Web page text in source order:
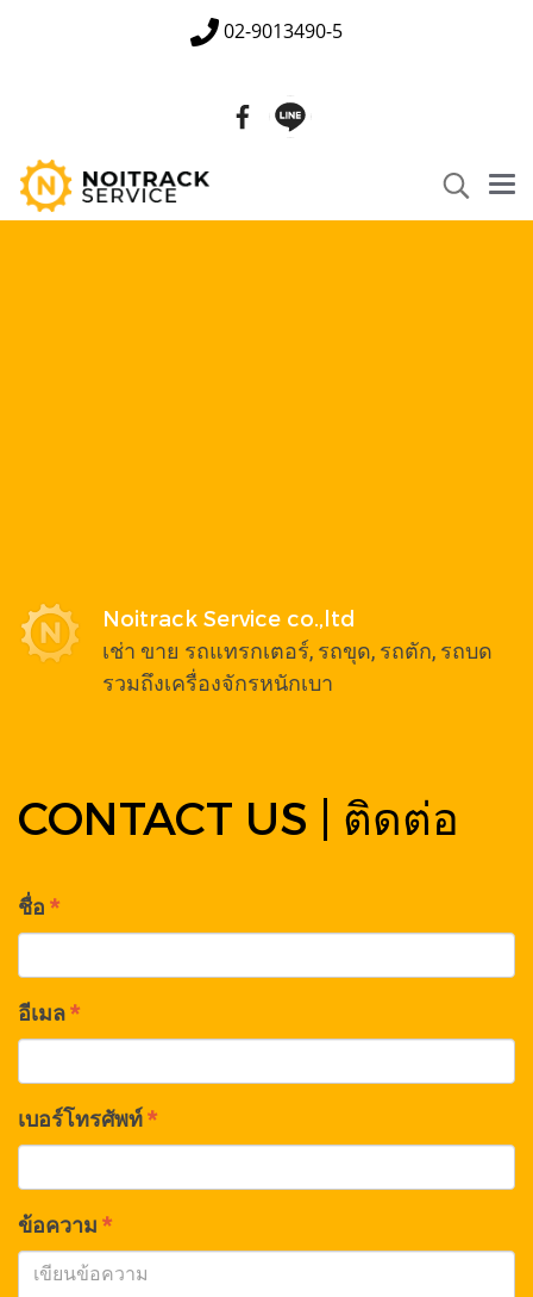
02-9013490-5
Noitrack Service co.,ltd
เช่า ขาย รถแทรกเตอร์, รถขุด, รถตัก, รถบด
รวมถึงเครื่องจักรหนักเบา
CONTACT US | ติดต่อ
ชื่อ *
อีเมล*
เบอร์โทรศัพท์*
ข้อความ *